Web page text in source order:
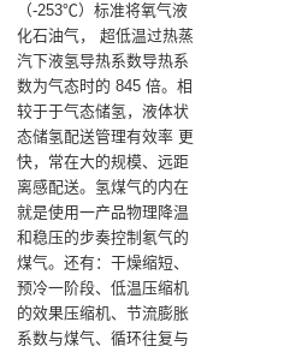
（-253℃）标准将氧气液
化石油气， 超低温过热蒸
汽下液氢导热系数导热系
数为气态时的 845 倍。相
较于于气态储氢，液体状
态储氢配送管理有效率 更
快，常在大的规模、远距
离感配送。氢煤气的内在
就是使用一产品物理降温
和稳压的步奏控制氡气的
煤气‌。还有：干燥缩短、‌
预冷一阶段、‌低温压缩机
的效果压缩机、‌节流膨胀
系数与煤气‌、循环往复与